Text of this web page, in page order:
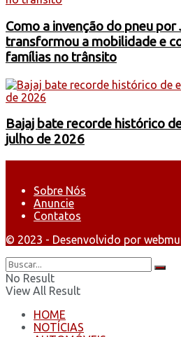
Como a invenção do pneu
transformou a mobilidade e
famílias no trânsito
Bajaj bate recorde histórico
julho de 2026
Sobre Nós
Anuncie
Contatos
© 2023 - Desenvolvido por
No Result
View All Result
HOME
NOTÍCIAS